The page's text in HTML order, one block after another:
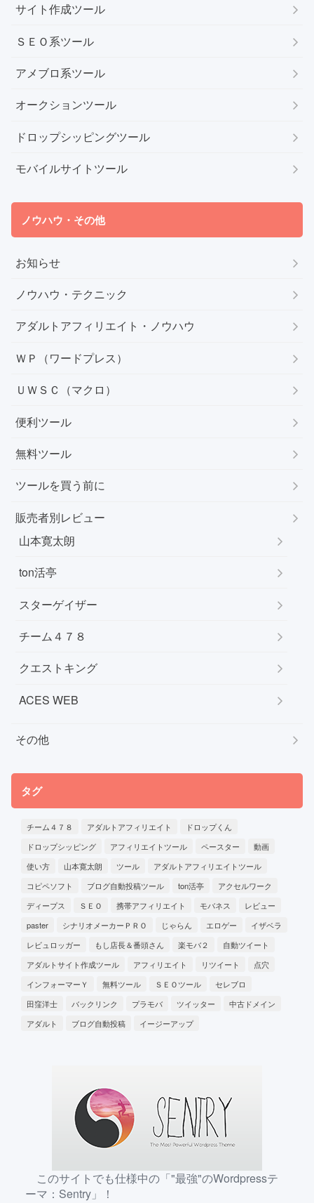
サイト作成ツール
ＳＥＯ系ツール
アメブロ系ツール
オークションツール
ドロップシッピングツール
モバイルサイトツール
ノウハウ・その他
お知らせ
ノウハウ・テクニック
アダルトアフィリエイト・ノウハウ
ＷＰ（ワードプレス）
ＵＷＳＣ（マクロ）
便利ツール
無料ツール
ツールを買う前に
販売者別レビュー
山本寛太朗
ton活亭
スターゲイザー
チーム４７８
クエストキング
ACES WEB
その他
タグ
チーム４７８ アダルトアフィリエイト
ドロップくん
ドロップシッピング
アフィリエイトツール ペースター
動画
使い方
山本寛太朗 ツール
アダルトアフィリエイトツール
コピペソフト
ブログ自動投稿ツール ton活亭
アクセルワーク
ディープス
ＳＥＯ 携帯アフィリエイト モバネス
レビュー
paster
シナリオメーカーＰＲＯ じゃらん エロゲー
イザベラ
レビュロッガー
もし店長＆番頭さん 楽モバ２
自動ツイート
アダルトサイト作成ツール
アフィリエイト リツイート
点穴
インフォーマーＹ
無料ツール ＳＥＯツール
セレブロ
田窪洋士
バックリンク プラモバ ツイッター
中古ドメイン
アダルト
ブログ自動投稿 イージーアップ
このサイトでも仕様中の「"最強"のWordpressテ
ーマ：Sentry」！